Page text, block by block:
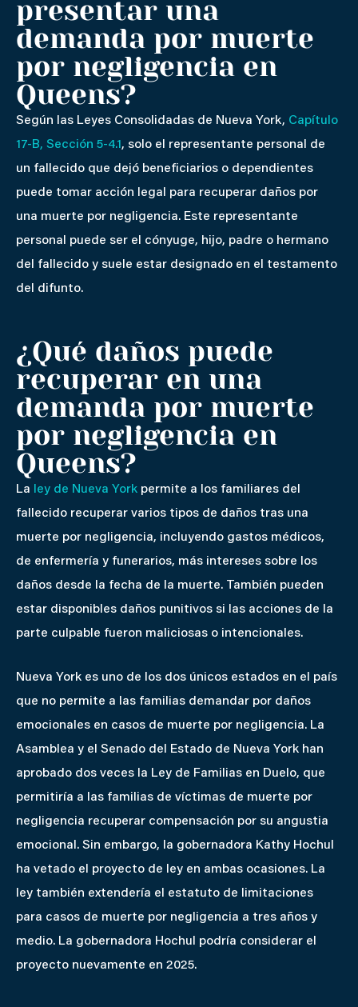
presentar una
demanda por muerte
por negligencia en
Queens?
Según las Leyes Consolidadas de Nueva York, Capítulo
17-B, Sección 5-4.1 , solo el representante personal de
un fallecido que dejó beneficiarios o dependientes
puede tomar acción legal para recuperar daños por
una muerte por negligencia. Este representante
personal puede ser el cónyuge, hijo, padre o hermano
del fallecido y suele estar designado en el testamento
del difunto.
¿Qué daños puede
recuperar en una
demanda por muerte
por negligencia en
Queens?
La ley de Nueva York permite a los familiares del
fallecido recuperar varios tipos de daños tras una
muerte por negligencia, incluyendo gastos médicos,
de enfermería y funerarios, más intereses sobre los
daños desde la fecha de la muerte. También pueden
estar disponibles daños punitivos si las acciones de la
parte culpable fueron maliciosas o intencionales.
Nueva York es uno de los dos únicos estados en el país
que no permite a las familias demandar por daños
emocionales en casos de muerte por negligencia. La
Asamblea y el Senado del Estado de Nueva York han
aprobado dos veces la Ley de Familias en Duelo, que
permitiría a las familias de víctimas de muerte por
negligencia recuperar compensación por su angustia
emocional. Sin embargo, la gobernadora Kathy Hochul
ha vetado el proyecto de ley en ambas ocasiones. La
ley también extendería el estatuto de limitaciones
para casos de muerte por negligencia a tres años y
medio. La gobernadora Hochul podría considerar el
proyecto nuevamente en 2025.